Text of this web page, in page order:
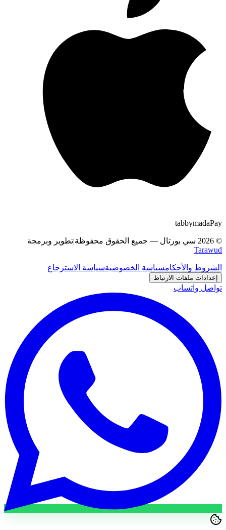
Pay
mada
tabby
©
2026 سي بورتال — جميع الحقوق محفوظة|تطوير وبرمجة
Tarawud
الشروط والأحكامسياسة الخصوصيةسياسة الاسترجاع
إعدادات ملفات الارتباط
تواصل واتساب